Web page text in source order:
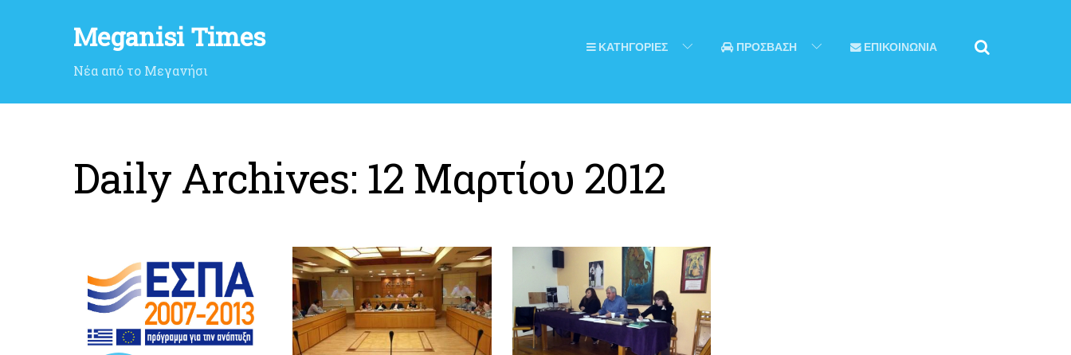
Meganisi Times
Νέα από το Μεγανήσι
ΚΑΤΗΓΟΡΙΕΣ ΠΡΟΣΒΑΣΗ ΕΠΙΚΟΙΝΩΝΙΑ
Daily Archives: 12 Μαρτίου 2012